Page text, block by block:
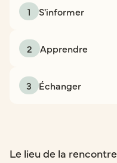
1 S'informer
2 Apprendre
3 Échanger
Le lieu de la rencontre